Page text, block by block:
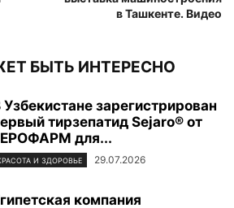
в Ташкенте. Видео
БЫТЬ ИНТЕРЕСНО
Узбекистане зарегистрирован
тирзепатид Sejaro® от
для...
И ЗДОРОВЬЕ 29.07.2026
компания